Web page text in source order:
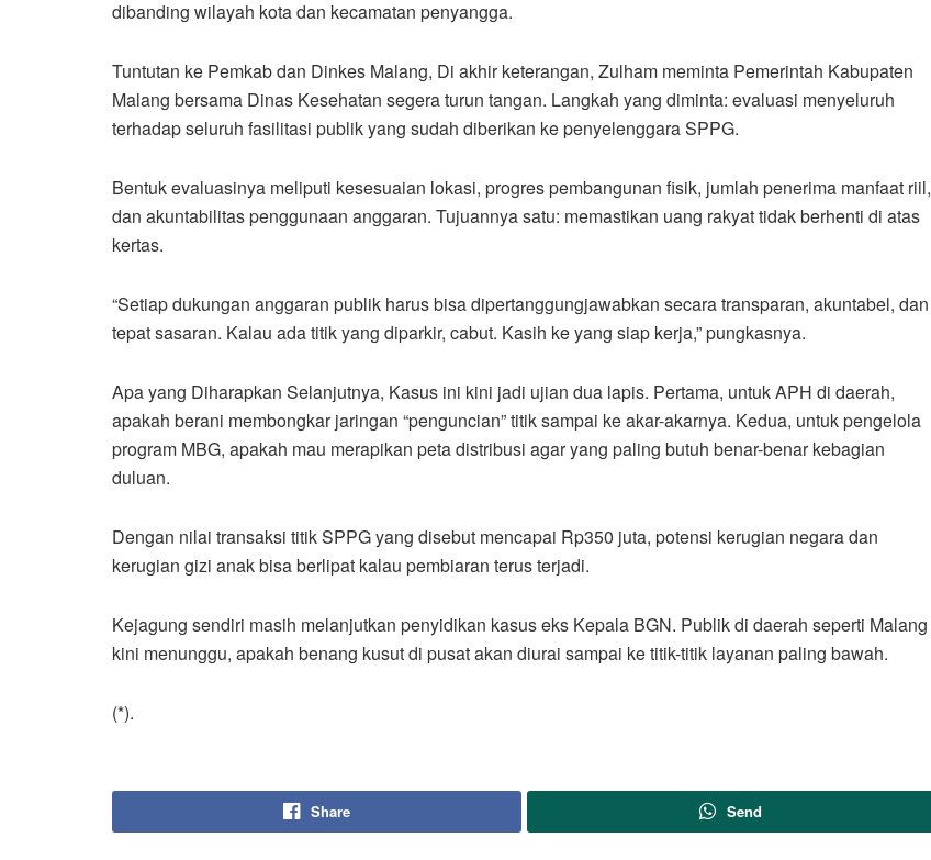
dibanding wilayah kota dan kecamatan penyangga.
Tuntutan ke Pemkab dan Dinkes Malang, Di akhir keterangan, Zulham meminta Pemerintah Kabupaten
Malang bersama Dinas Kesehatan segera turun tangan. Langkah yang diminta: evaluasi menyeluruh
terhadap seluruh fasilitasi publik yang sudah diberikan ke penyelenggara SPPG.
Bentuk evaluasinya meliputi kesesuaian lokasi, progres pembangunan fisik, jumlah penerima manfaat riil,
dan akuntabilitas penggunaan anggaran. Tujuannya satu: memastikan uang rakyat tidak berhenti di atas
kertas.
“Setiap dukungan anggaran publik harus bisa dipertanggungjawabkan secara transparan, akuntabel, dan
tepat sasaran. Kalau ada titik yang diparkir, cabut. Kasih ke yang siap kerja,” pungkasnya.
Apa yang Diharapkan Selanjutnya, Kasus ini kini jadi ujian dua lapis. Pertama, untuk APH di daerah,
apakah berani membongkar jaringan “penguncian” titik sampai ke akar-akarnya. Kedua, untuk pengelola
program MBG, apakah mau merapikan peta distribusi agar yang paling butuh benar-benar kebagian
duluan.
Dengan nilai transaksi titik SPPG yang disebut mencapai Rp350 juta, potensi kerugian negara dan
kerugian gizi anak bisa berlipat kalau pembiaran terus terjadi.
Kejagung sendiri masih melanjutkan penyidikan kasus eks Kepala BGN. Publik di daerah seperti Malang
kini menunggu, apakah benang kusut di pusat akan diurai sampai ke titik-titik layanan paling bawah.
(*).
Share Send